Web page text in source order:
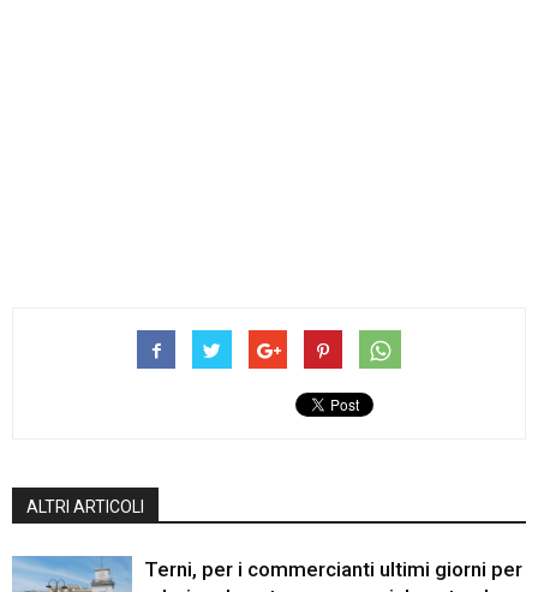
ALTRI ARTICOLI
Terni, per i commercianti ultimi giorni per